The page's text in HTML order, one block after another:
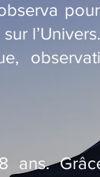
l’Univers.
ans.